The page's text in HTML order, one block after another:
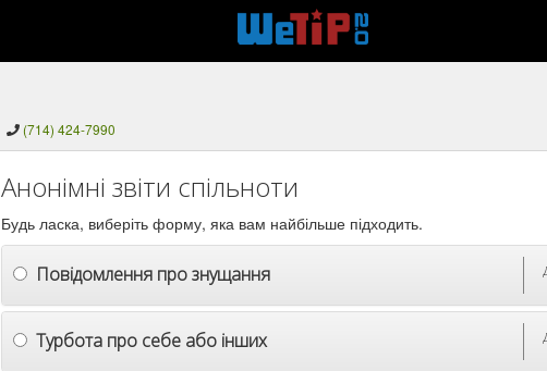
(714) 424-7990
Анонімні звіти спільноти
Будь ласка, виберіть форму, яка вам найбільше підходить.
Повідомлення про знущання
Турбота про себе або інших